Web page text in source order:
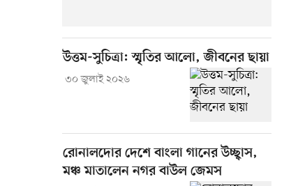
উত্তম-সুচিত্রা: স্মৃতির আলো, জীবনের ছায়া
৩০ জুলাই ২০২৬
রোনালদোর দেশে বাংলা গানের উচ্ছ্বাস,
মঞ্চ মাতালেন নগর বাউল জেমস